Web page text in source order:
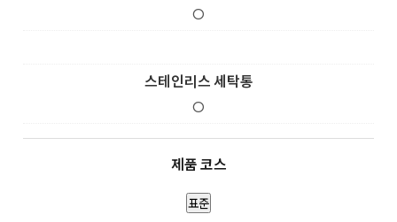
O
스테인리스 세탁통
O
제품 코스
표준